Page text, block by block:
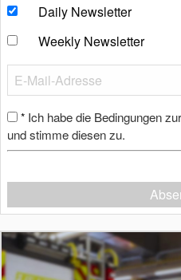
Daily Newsletter
Weekly Newsletter
* Ich habe die Bedingungen
und stimme diesen zu.